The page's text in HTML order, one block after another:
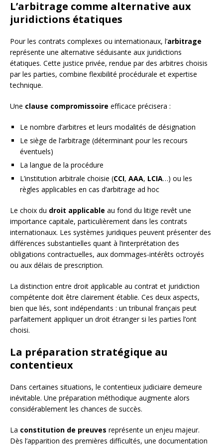
L’arbitrage comme alternative aux
juridictions étatiques
Pour les contrats complexes ou internationaux, l’arbitrage
représente une alternative séduisante aux juridictions
étatiques. Cette justice privée, rendue par des arbitres choisis
par les parties, combine flexibilité procédurale et expertise
technique.
Une clause compromissoire efficace précisera :
Le nombre d’arbitres et leurs modalités de désignation
Le siège de l’arbitrage (déterminant pour les recours
éventuels)
La langue de la procédure
L’institution arbitrale choisie (CCI, AAA, LCIA…) ou les
règles applicables en cas d’arbitrage ad hoc
Le choix du droit applicable au fond du litige revêt une
importance capitale, particulièrement dans les contrats
internationaux. Les systèmes juridiques peuvent présenter des
différences substantielles quant à l’interprétation des
obligations contractuelles, aux dommages-intérêts octroyés
ou aux délais de prescription.
La distinction entre droit applicable au contrat et juridiction
compétente doit être clairement établie. Ces deux aspects,
bien que liés, sont indépendants : un tribunal français peut
parfaitement appliquer un droit étranger si les parties l’ont
choisi.
La préparation stratégique au
contentieux
Dans certaines situations, le contentieux judiciaire demeure
inévitable. Une préparation méthodique augmente alors
considérablement les chances de succès.
La constitution de preuves représente un enjeu majeur.
Dès l’apparition des premières difficultés, une documentation